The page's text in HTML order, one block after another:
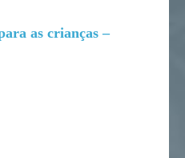
as crianças –